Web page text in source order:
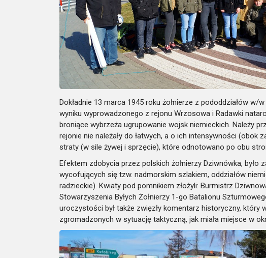
Dokładnie 13 marca 1945 roku żołnierze z pododdziałów w/
wyniku wyprowadzonego z rejonu Wrzosowa i Radawki
broniące wybrzeża ugrupowanie wojsk niemieckich. Należy
rejonie nie należały do łatwych, a o ich intensywności
straty (w sile żywej i sprzęcie), które odnotowano po obu
Efektem zdobycia przez polskich żołnierzy Dziwnówka, było
wycofujących się tzw. nadmorskim szlakiem, oddziałów
radzieckie). Kwiaty pod pomnikiem złożyli: Burmistrz
Stowarzyszenia Byłych Żołnierzy 1-go Batalionu
uroczystości był także zwięzły komentarz historyczny, który
zgromadzonych w sytuację taktyczną, jak miała miejsce w